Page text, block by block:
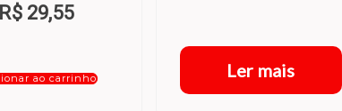
R$29,55
ao carrinho Ler mais